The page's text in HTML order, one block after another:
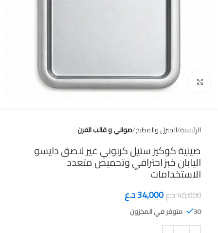
Click to enlarge
الرئيسية المنزل والمطبخ صواني و قالب الفرن
صينية كوكيز ستيل كربوني غير لاصق دايسو
اليابان خبز احترافي وتحميص متعدد
الاستخدامات
40,000د.ع34,000د.ع
30 متوفر في المخزون